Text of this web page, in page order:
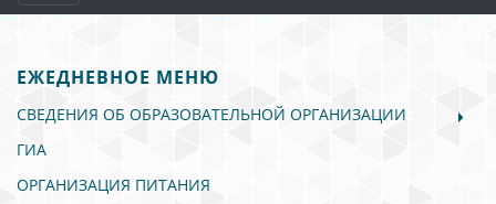
ЕЖЕДНЕВНОЕ МЕНЮ
СВЕДЕНИЯ ОБ ОБРАЗОВАТЕЛЬНОЙ ОРГАНИЗАЦИИ
ГИА
ОРГАНИЗАЦИЯ ПИТАНИЯ